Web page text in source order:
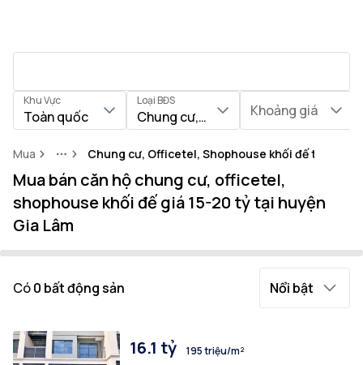
Khu Vực
Toàn quốc
Loại BĐS
Chung cư, Officetel, Shophouse khối
Khoảng giá
Mua MoreChung cư, Officetel, Shophouse khối đế tại Huyện
Mua bán căn hộ chung cư, officetel,
shophouse khối đế giá 15-20 tỷ tại huyện
Gia Lâm
Có0 bất động sản Nổi bật
16.1 tỷ
195 triệu/m²